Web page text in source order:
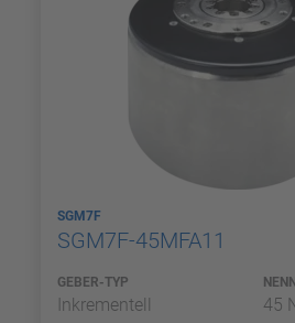
SGM7F
SGM7F-45MFA11
GEBER-TYP
Inkrementell 45